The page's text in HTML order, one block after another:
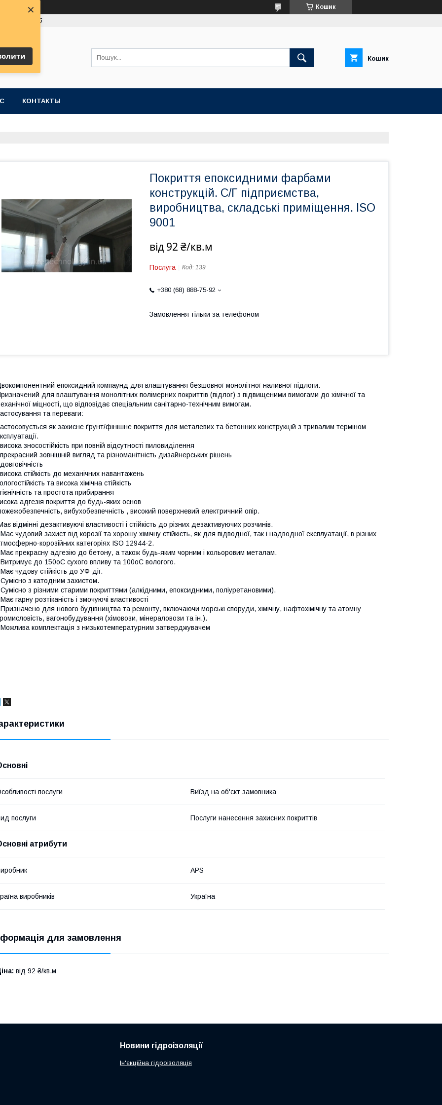
× Кошик
(63) 991-19-16
Кошик
КОНТАКТЫ
Покриття епоксидними фарбами
конструкцій. С/Г підприємства,
виробництва, складські приміщення. ISO
9001
від 92 ₴/кв.м
Послуга Код: 139
+380 (68) 888-75-92
Замовлення тільки за телефоном
епоксидний компаунд для влаштування безшовної монолітної наливної підлоги.
для влаштування монолітних полімерних покриттів (підлог) з підвищеними вимогами до хімічної та
міцності, що відповідає спеціальним санітарно-технічним вимогам.
та переваги:
як захисне ґрунт/фінішне покриття для металевих та бетонних конструкцій з тривалим терміном
висока зносостійкість при повній відсутності пиловиділення
прекрасний зовнішній вигляд та різноманітність дизайнерських рішень
довговічність
висока стійкість до механічних навантажень
та висока хімічна стійкість
та простота прибирання
адгезія покриття до будь-яких основ
вибухобезпечність , високий поверхневий електричний опір.
відмінні дезактивуючі властивості і стійкість до різних дезактивуючих розчинів.
чудовий захист від корозії та хорошу хімічну стійкість, як для підводної, так і надводної експлуатації, в різних
корозійних категоріях ISO 12944-2.
прекрасну адгезію до бетону, а також будь-яким чорним і кольоровим металам.
до 150оС сухого впливу та 100оС вологого.
чудову стійкість до УФ-дії.
з катодним захистом.
з різними старими покриттями (алкідними, епоксидними, поліуретановими).
гарну розтіканість і змочуючі властивості
для нового будівництва та ремонту, включаючи морські споруди, хімічну, нафтохімічну та атомну
вагонобудування (хімовози, мінераловози та ін.).
комплектація з низькотемпературним затверджувачем
послуги Виїзд на об'єкт замовника
послуги Послуги нанесення захисних покриттів
атрибути
APS
виробників Україна
для замовлення
від 92 ₴/кв.м
Новини гідроізоляції
Ін'єкційна гідроізоляція